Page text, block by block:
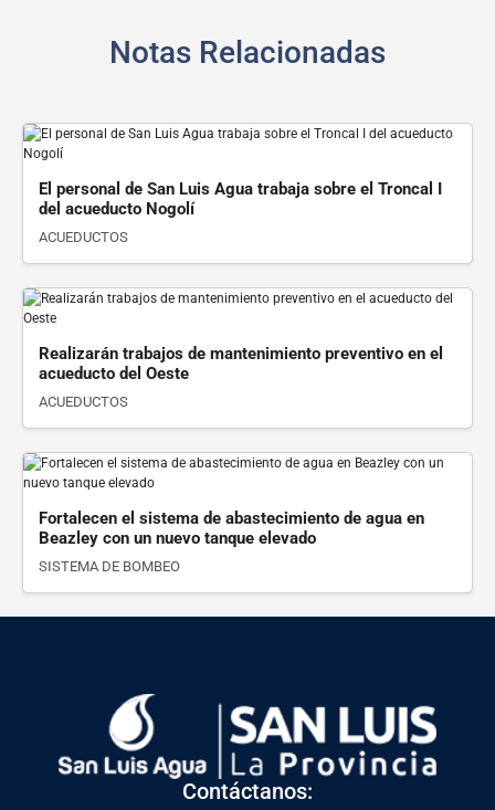
Notas Relacionadas
El personal de San Luis Agua trabaja sobre el Troncal I
del acueducto Nogolí
ACUEDUCTOS
Ver detalle
Realizarán trabajos de mantenimiento preventivo en el
acueducto del Oeste
ACUEDUCTOS
Ver detalle
Fortalecen el sistema de abastecimiento de agua en
Beazley con un nuevo tanque elevado
SISTEMA DE BOMBEO
Contáctanos: